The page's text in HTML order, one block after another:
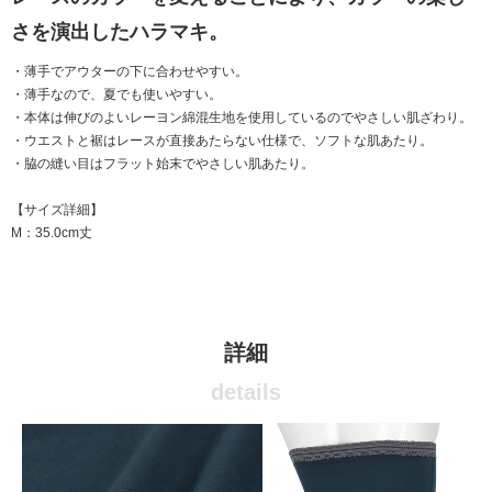
さを演出したハラマキ。
・薄手でアウターの下に合わせやすい。
・薄手なので、夏でも使いやすい。
・本体は伸びのよいレーヨン綿混生地を使用しているのでやさしい肌ざわり。
・ウエストと裾はレースが直接あたらない仕様で、ソフトな肌あたり。
・脇の縫い目はフラット始末でやさしい肌あたり。
【サイズ詳細】
M：35.0cm丈
詳細
details